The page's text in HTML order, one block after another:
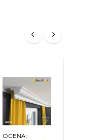
OCENA: